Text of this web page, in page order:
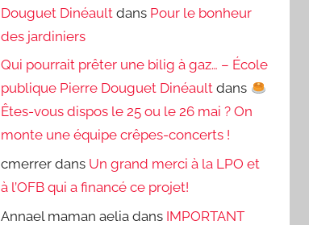
Douguet Dinéault dans Pour le bonheur
des jardiniers
Qui pourrait prêter une bilig à gaz… – École
publique Pierre Douguet Dinéault dans
Êtes-vous dispos le 25 ou le 26 mai ? On
monte une équipe crêpes-concerts !
cmerrer dans Un grand merci à la LPO et
à l’OFB qui a financé ce projet!
Annael maman aelia dans IMPORTANT